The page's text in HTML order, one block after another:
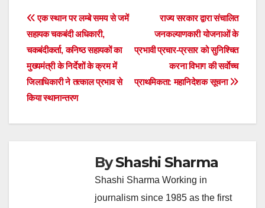
Post
navigation
राज्य सरकार द्वारा संचालित
जनकल्याणकारी योजनाओं के
प्रभावी प्रचार-प्रसार को सुनिश्चित
करना विभाग की सर्वाेच्च
प्राथमिकता: महानिदेशक सूचना
एक स्थान पर लम्बे समय से जमें
सहायक चकबंदी अधिकारी,
चकबंदीकर्ता, कनिष्ठ सहायकों का
मुख्यमंत्री के निर्देशों के क्रम में
जिलाधिकारी ने तत्काल प्रभाव से
किया स्थानान्तरण
ByShashi Sharma
Shashi Sharma Working in
journalism since 1985 as the first